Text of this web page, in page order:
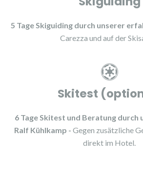
5 Tage Skiguiding durch unserer
Carezza und auf der
Skitest
6 Tage Skitest und Beratung durch
Ralf Kühlkamp - Gegen zusätzliche
direkt im Hotel.